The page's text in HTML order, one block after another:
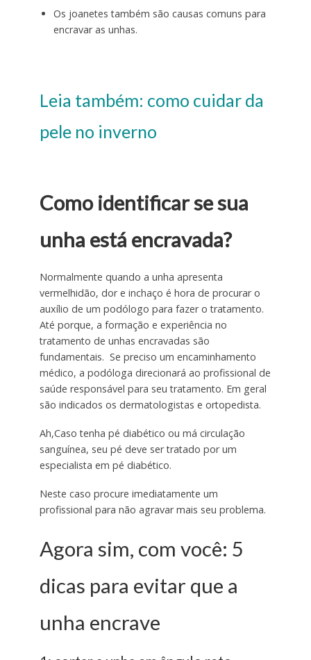
Os joanetes também são causas comuns para
encravar as unhas.
Leia também: como cuidar da
pele no inverno
Como identificar se sua
unha está encravada?
Normalmente quando a unha apresenta
vermelhidão, dor e inchaço é hora de procurar o
auxílio de um podólogo para fazer o tratamento.
Até porque, a formação e experiência no
tratamento de unhas encravadas são
fundamentais. Se preciso um encaminhamento
médico, a podóloga direcionará ao profissional de
saúde responsável para seu tratamento. Em geral
são indicados os dermatologistas e ortopedista.
Ah,Caso tenha pé diabético ou má circulação
sanguínea, seu pé deve ser tratado por um
especialista em pé diabético.
Neste caso procure imediatamente um
profissional para não agravar mais seu problema.
Agora sim, com você: 5
dicas para evitar que a
unha encrave